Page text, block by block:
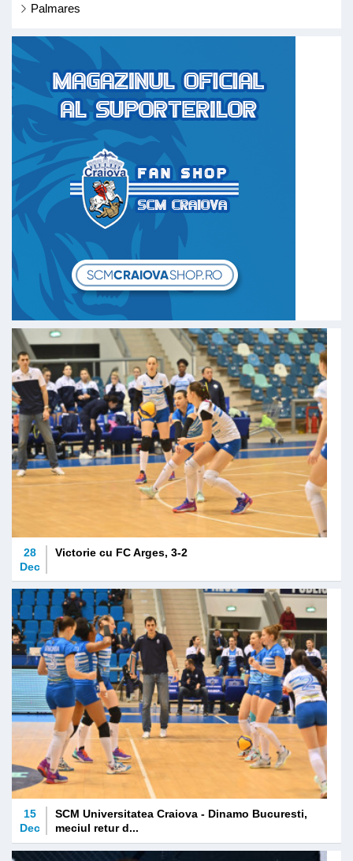
Palmares
28
Dec
Victorie cu FC Arges, 3-2
15
Dec
SCM Universitatea Craiova - Dinamo Bucuresti,
meciul retur d...